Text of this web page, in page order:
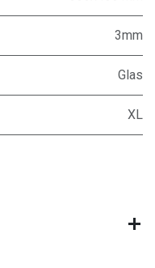
3mm
Glas
XL